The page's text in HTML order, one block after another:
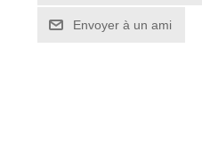
Envoyer à un ami